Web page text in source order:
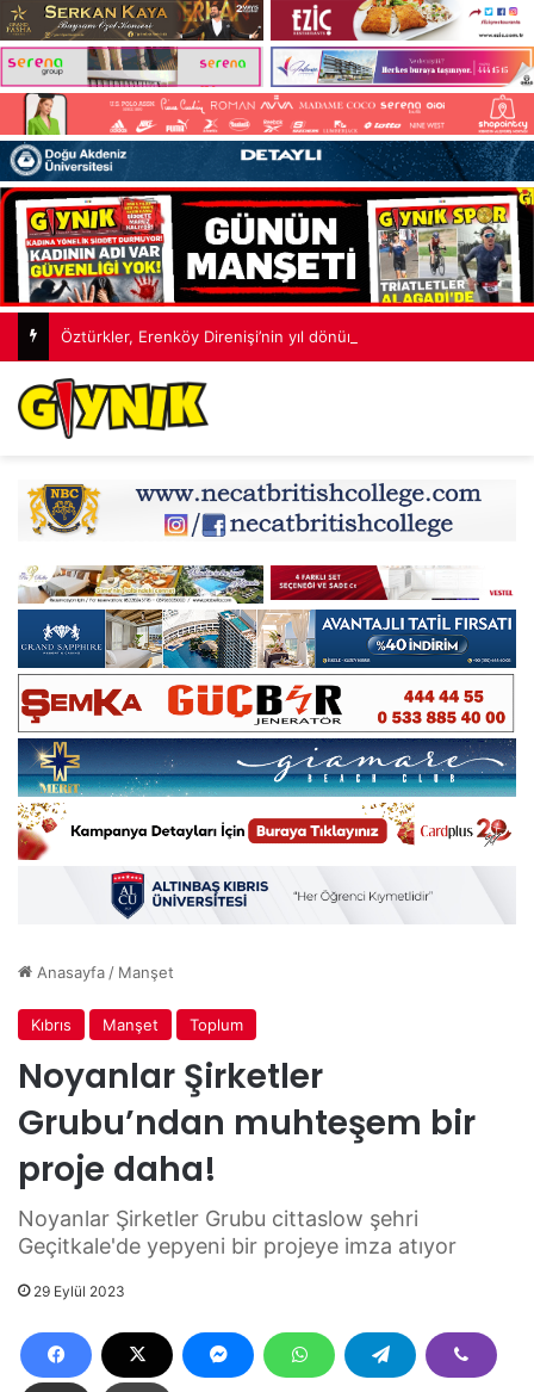
Anasayfa/ Manşet
Kıbrıs Manşet Toplum
Noyanlar Şirketler
Grubu’ndan muhteşem bir
proje daha!
Noyanlar Şirketler Grubu cittaslow şehri
Geçitkale'de yepyeni bir projeye imza atıyor
29 Eylül 2023